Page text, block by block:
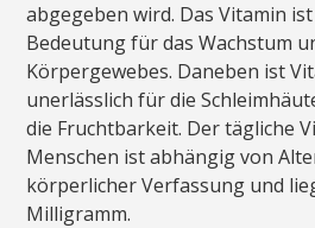
abgegeben wird. Das Vitamin
Bedeutung für das Wachstum
Körpergewebes. Daneben ist
unerlässlich für die
die Fruchtbarkeit. Der tägliche
Menschen ist abhängig von
körperlicher Verfassung und
Milligramm.